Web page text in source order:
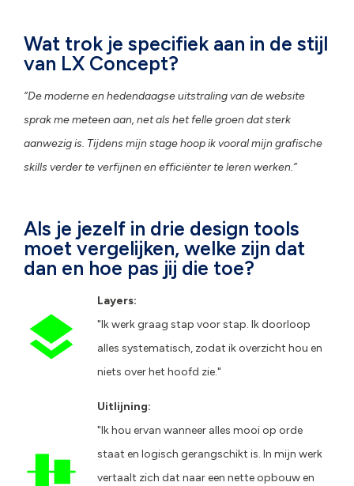
Wat trok je specifiek aan in de stijl
van LX Concept?
“De moderne en hedendaagse uitstraling van de website
sprak me meteen aan, net als het felle groen dat sterk
aanwezig is. Tijdens mijn stage hoop ik vooral mijn grafische
skills verder te verfijnen en efficiënter te leren werken.”
Als je jezelf in drie design tools
moet vergelijken, welke zijn dat
dan en hoe pas jij die toe?
Layers:
"Ik werk graag stap voor stap. Ik doorloop
alles systematisch, zodat ik overzicht hou en
niets over het hoofd zie."
Uitlijning:
"Ik hou ervan wanneer alles mooi op orde
staat en logisch gerangschikt is. In mijn werk
vertaalt zich dat naar een nette opbouw en